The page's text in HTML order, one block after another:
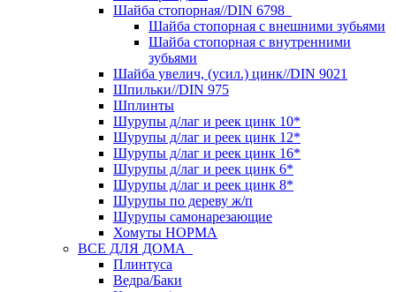
Шайба стопорная//DIN 6798
Шайба стопорная с внешними зубьями
Шайба стопорная с внутренними
зубьями
Шайба увелич, (усил.) цинк//DIN 9021
Шпильки//DIN 975
Шплинты
Шурупы д/лаг и реек цинк 10*
Шурупы д/лаг и реек цинк 12*
Шурупы д/лаг и реек цинк 16*
Шурупы д/лаг и реек цинк 6*
Шурупы д/лаг и реек цинк 8*
Шурупы по дереву ж/п
Шурупы самонарезающие
Хомуты НОРМА
ВСЕ ДЛЯ ДОМА
Плинтуса
Ведра/Баки